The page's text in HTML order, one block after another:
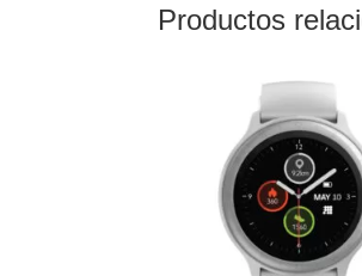
Productos